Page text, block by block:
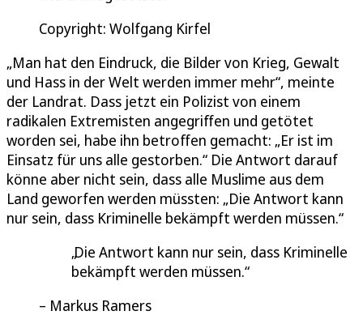
Copyright: Wolfgang Kirfel
„Man hat den Eindruck, die Bilder von Krieg, Gewalt
und Hass in der Welt werden immer mehr“, meinte
der Landrat. Dass jetzt ein Polizist von einem
radikalen Extremisten angegriffen und getötet
worden sei, habe ihn betroffen gemacht: „Er ist im
Einsatz für uns alle gestorben.“ Die Antwort darauf
könne aber nicht sein, dass alle Muslime aus dem
Land geworfen werden müssten: „Die Antwort kann
nur sein, dass Kriminelle bekämpft werden müssen.“
Die Antwort kann nur sein, dass Kriminelle
bekämpft werden müssen.
Markus Ramers